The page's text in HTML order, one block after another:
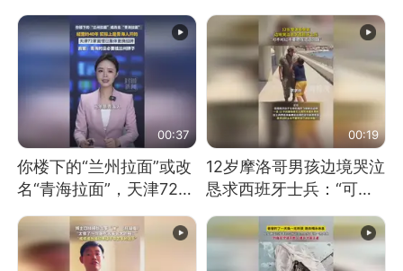
震惊 （视频来源：参考
消息）
燃香烟 当事人：已报警
处理
00:37
你楼下的“兰州拉面”或改
名“青海拉面”，天津72家
面馆已集体更换招牌
00:19
12岁摩洛哥男孩边境哭泣
恳求西班牙士兵：“可不
可以不要把我遣返回国”